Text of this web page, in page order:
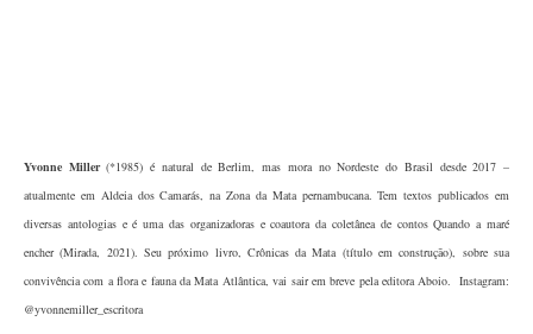
Yvonne Miller (*1985) é natural de Berlim, mas mora no Nordeste do Brasil desde 2017 –
atualmente em Aldeia dos Camarás, na Zona da Mata pernambucana. Tem textos publicados em
diversas antologias e é uma das organizadoras e coautora da coletânea de contos Quando a maré
encher (Mirada, 2021). Seu próximo livro, Crônicas da Mata (título em construção), sobre sua
convivência com a flora e fauna da Mata Atlântica, vai sair em breve pela editora Aboio. Instagram:
@yvonnemiller_escritora